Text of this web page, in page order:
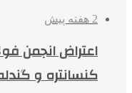
2 هفته پیش
اعتراض انجمن
کنسانتره و